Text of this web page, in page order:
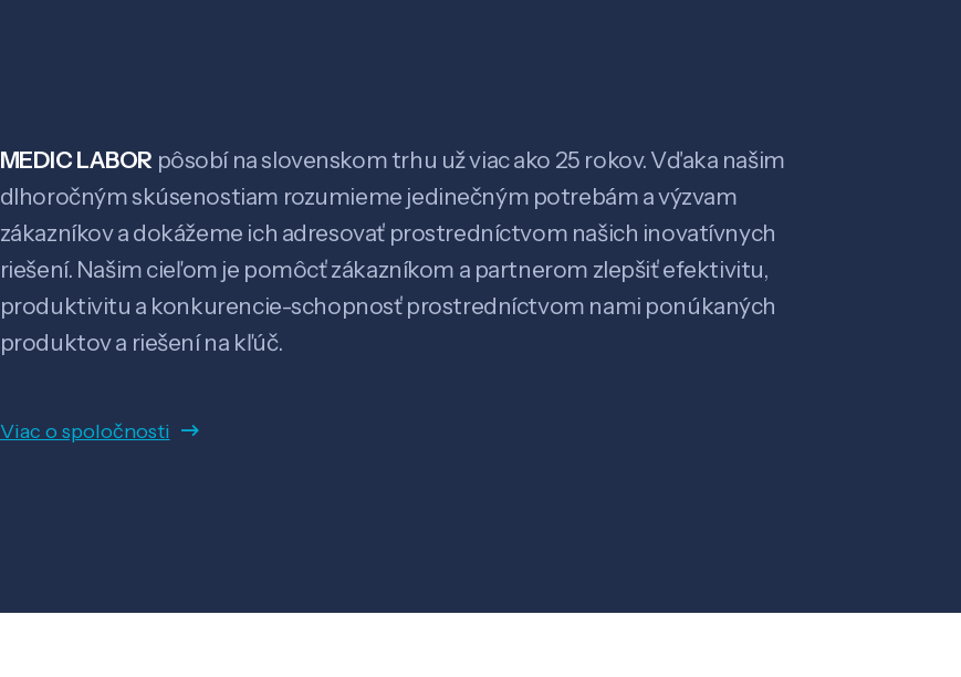
MEDIC LABOR pôsobí na slovenskom trhu už viac ako 25 rokov. Vďaka našim
dlhoročným skúsenostiam rozumieme jedinečným potrebám a výzvam
zákazníkov a dokážeme ich adresovať prostredníctvom našich inovatívnych
riešení. Našim cieľom je pomôcť zákazníkom a partnerom zlepšiť efektivitu,
produktivitu a konkurencie-schopnosť prostredníctvom nami ponúkaných
produktov a riešení na kľúč.
Viac o spoločnosti